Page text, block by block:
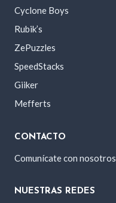
Cyclone Boys
Rubik’s
ZePuzzles
SpeedStacks
Giiker
Mefferts
CONTACTO
Comunícate con nosotros
NUESTRAS REDES